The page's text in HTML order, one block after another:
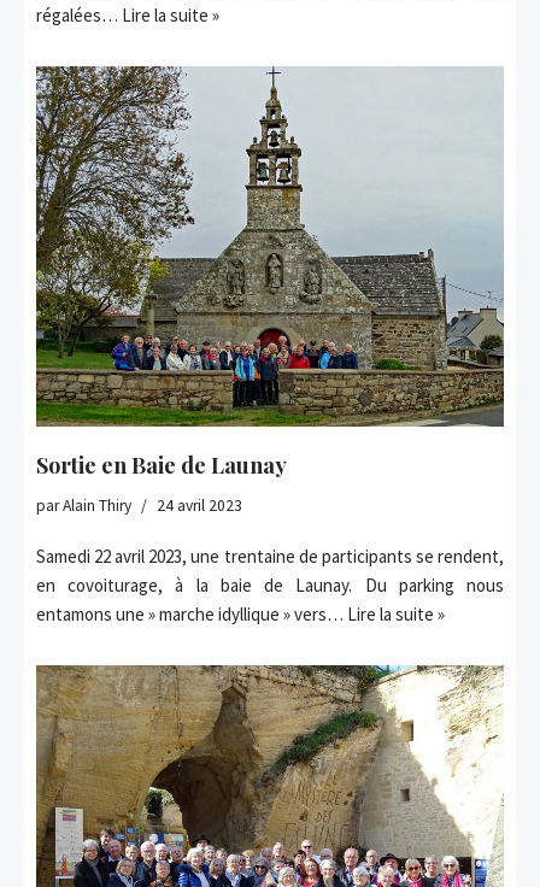
régalées… Lire la suite »
Sortie en Baie de Launay
parAlain Thiry 24 avril 2023
Samedi 22 avril 2023, une trentaine de participants se rendent,
en covoiturage, à la baie de Launay. Du parking nous
entamons une » marche idyllique » vers… Lire la suite »